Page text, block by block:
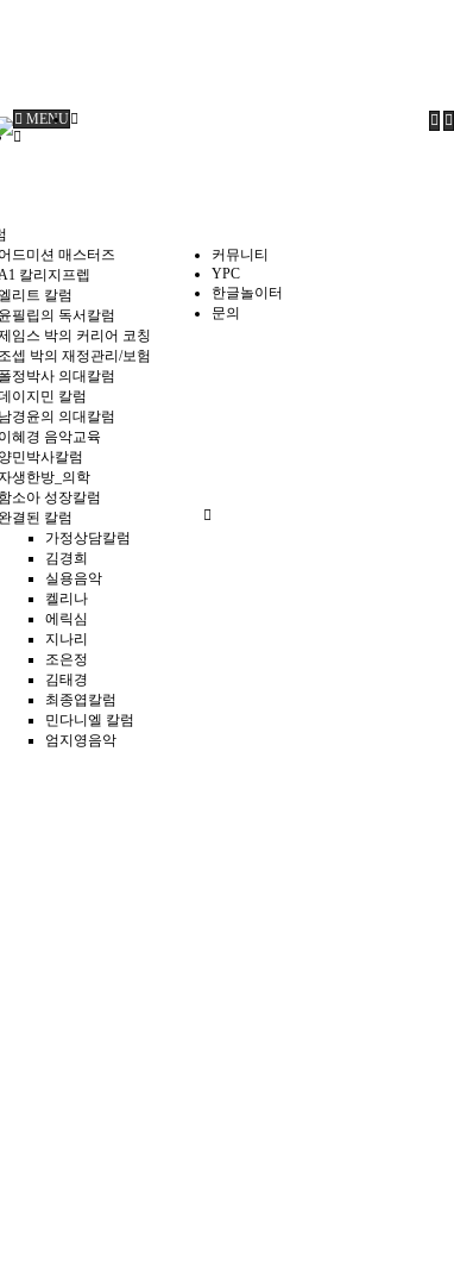
MENU
어드미션 매스터즈
칼리지프렙
리트 칼럼
윤필립의 독서칼럼
임스 박의 커리어 코칭
조셉 박의 재정관리/보험
폴정박사 의대칼럼
이지민 칼럼
남경윤의 의대칼럼
이혜경 음악교육
양민박사칼럼
생한방_의학
함소아 성장칼럼
완결된 칼럼
가정상담칼럼
김경희
실용음악
켈리나
에릭심
지나리
조은정
김태경
최종엽칼럼
민다니엘 칼럼
엄지영음악
커뮤니티
YPC
한글놀이터
문의